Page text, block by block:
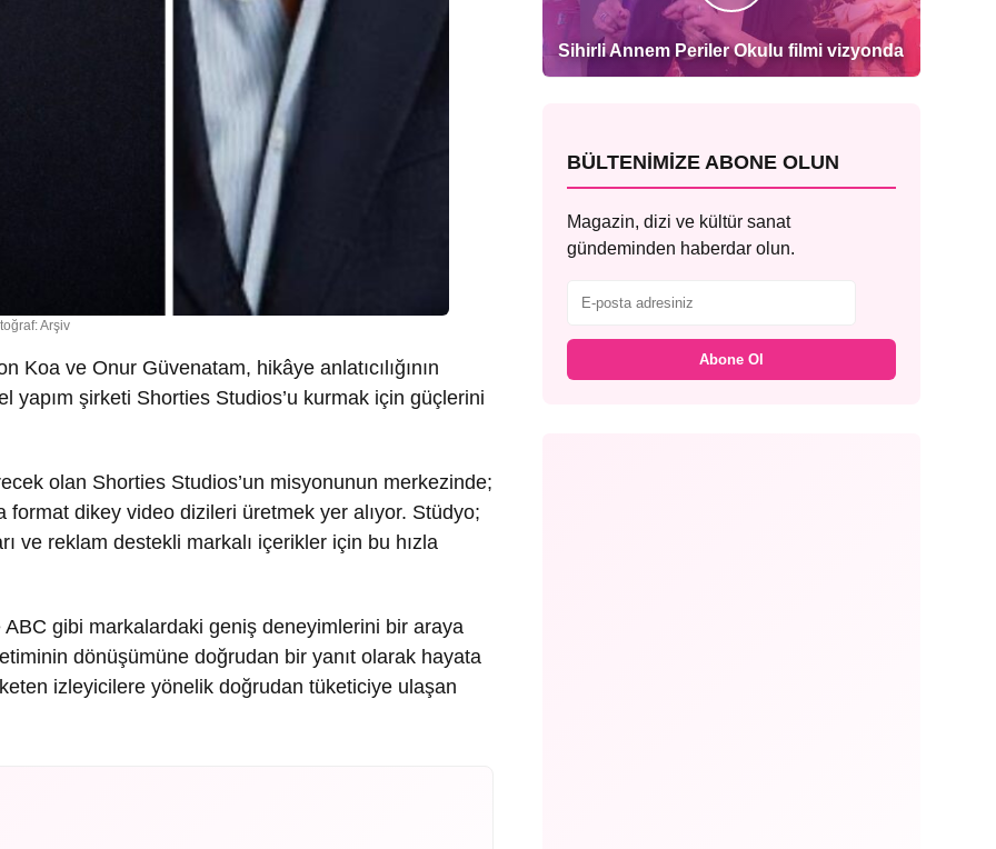
Arşiv
ve Onur Güvenatam, hikâye anlatıcılığının
yapım şirketi Shorties Studios’u kurmak için güçlerini
olan Shorties Studios’un misyonunun merkezinde;
dikey video dizileri üretmek yer alıyor. Stüdyo;
ve reklam destekli markalı içerikler için bu hızla
gibi markalardaki geniş deneyimlerini bir araya
dönüşümüne doğrudan bir yanıt olarak hayata
izleyicilere yönelik doğrudan tüketiciye ulaşan
Sihirli Annem Periler Okulu filmi vizyonda
BÜLTENIMIZE ABONE OLUN
Magazin, dizi ve kültür sanat
gündeminden haberdar olun.
Abone Ol